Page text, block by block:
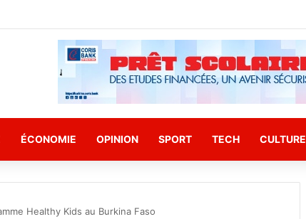
ÉCONOMIE OPINION SPORT TECH CULTURE
Healthy Kids au Burkina Faso